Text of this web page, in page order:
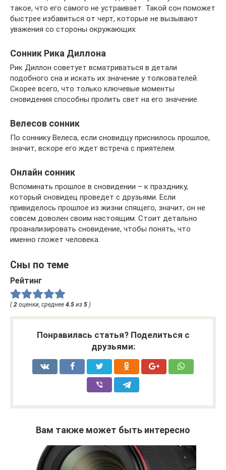
такое, что его самого не устраивает. Такой сон поможет
быстрее избавиться от черт, которые не вызывают
уважения со стороны окружающих.
Сонник Рика Диллона
Рик Диллон советует всматриваться в детали
подобного сна и искать их значение у толкователей.
Скорее всего, что только ключевые моменты
сновидения способны пролить свет на его значение.
Велесов сонник
По соннику Велеса, если сновидцу приснилось прошлое,
значит, вскоре его ждет встреча с приятелем.
Онлайн сонник
Вспоминать прошлое в сновидении – к празднику,
который сновидец проведет с друзьями. Если
привиделось прошлое из жизни спящего, значит, он не
совсем доволен своим настоящим. Стоит детально
проанализировать сновидение, чтобы понять, что
именно гложет человека.
Сны по теме
Рейтинг
(2 оценки, среднее 4.5 из 5 )
Понравилась статья? Поделиться с
друзьями:
Вам также может быть интересно